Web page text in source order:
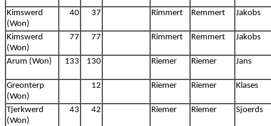
Kimswerd
(Won)
40 37 Rimmert Remmert Jakobs
Kimswerd
(Won)
77 77 Rimmert Remmert Jakobs
Arum (Won) 133 130 Riemer Riemer Jans
Greonterp
(Won)
12 Riemer Riemer Klases
Tjerkwerd
(Won)
43 42 Riemer Riemer Sjoerds